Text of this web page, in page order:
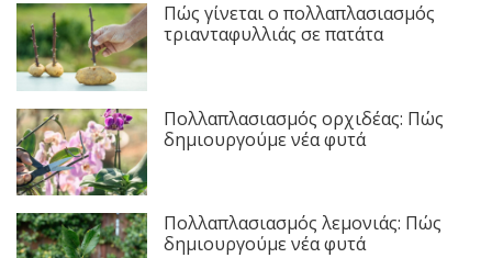
Πώς γίνεται ο πολλαπλασιασμός
τριανταφυλλιάς σε πατάτα
Πολλαπλασιασμός ορχιδέας: Πώς
δημιουργούμε νέα φυτά
Πολλαπλασιασμός λεμονιάς: Πώς
δημιουργούμε νέα φυτά